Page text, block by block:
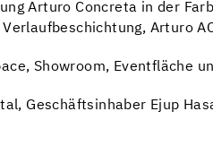
Arturo Concreta in der
Arturo
Showroom, Eventfläche
Geschäftsinhaber Ejup